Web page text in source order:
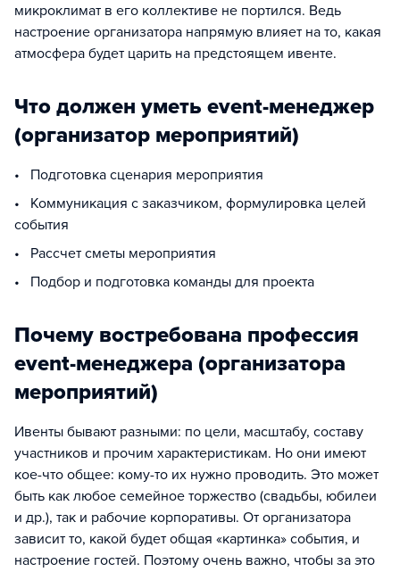
микроклимат в его коллективе не портился. Ведь
настроение организатора напрямую влияет на то, какая
атмосфера будет царить на предстоящем ивенте.
Что должен уметь event-менеджер
(организатор мероприятий)
• Подготовка сценария мероприятия
• Коммуникация с заказчиком, формулировка целей
события
• Рассчет сметы мероприятия
• Подбор и подготовка команды для проекта
Почему востребована профессия
event-менеджера (организатора
мероприятий)
Ивенты бывают разными: по цели, масштабу, составу
участников и прочим характеристикам. Но они имеют
кое-что общее: кому-то их нужно проводить. Это может
быть как любое семейное торжество (свадьбы, юбилеи
и др.), так и рабочие корпоративы. От организатора
зависит то, какой будет общая «картинка» события, и
настроение гостей. Поэтому очень важно, чтобы за это